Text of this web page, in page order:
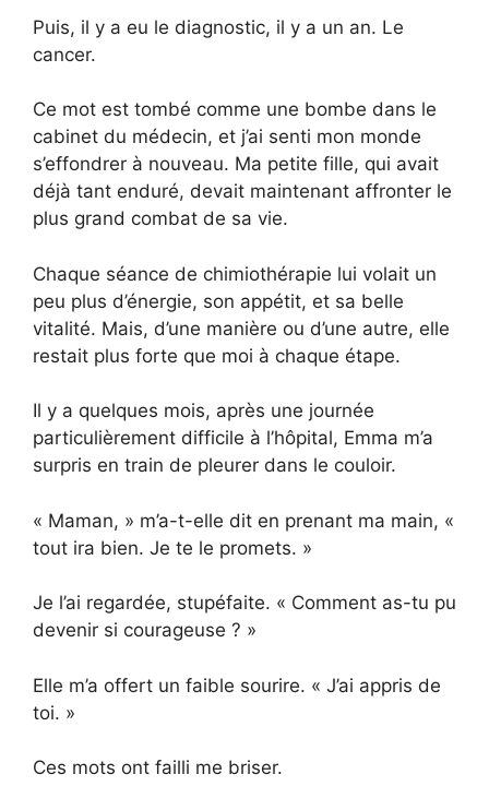
Puis, il y a eu le diagnostic, il y a un an. Le
cancer.
Ce mot est tombé comme une bombe dans le
cabinet du médecin, et j’ai senti mon monde
s’effondrer à nouveau. Ma petite fille, qui avait
déjà tant enduré, devait maintenant affronter le
plus grand combat de sa vie.
Chaque séance de chimiothérapie lui volait un
peu plus d’énergie, son appétit, et sa belle
vitalité. Mais, d’une manière ou d’une autre, elle
restait plus forte que moi à chaque étape.
Il y a quelques mois, après une journée
particulièrement difficile à l’hôpital, Emma m’a
surpris en train de pleurer dans le couloir.
« Maman, » m’a-t-elle dit en prenant ma main, «
tout ira bien. Je te le promets. »
Je l’ai regardée, stupéfaite. « Comment as-tu pu
devenir si courageuse ? »
Elle m’a offert un faible sourire. « J’ai appris de
toi. »
Ces mots ont failli me briser.